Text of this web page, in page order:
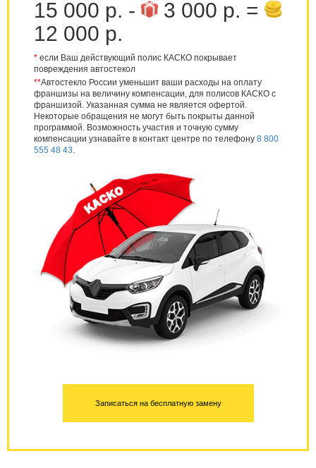
15 000 р. -
3 000 р. =
12 000 р.
* если Ваш действующий полис КАСКО покрывает
повреждения автостекол
**Автостекло России уменьшит ваши расходы на оплату
франшизы на величину компенсации, для полисов КАСКО с
франшизой. Указанная сумма не является офертой.
Некоторые обращения не могут быть покрыты данной
программой. Возможность участия и точную сумму
компенсации узнавайте в контакт центре по телефону 8 800
555 48 43.
Записаться на бесплатную замену